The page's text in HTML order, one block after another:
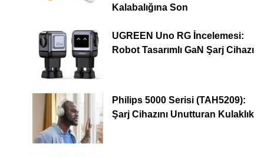
Kalabalığına Son
UGREEN Uno RG İncelemesi:
Robot Tasarımlı GaN Şarj Cihazı
Philips 5000 Serisi (TAH5209):
Şarj Cihazını Unutturan Kulaklık